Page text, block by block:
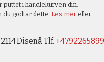
puttet i handlekurven din.
godtar dette. Les mer eller
Disenå Tlf. +4792265899